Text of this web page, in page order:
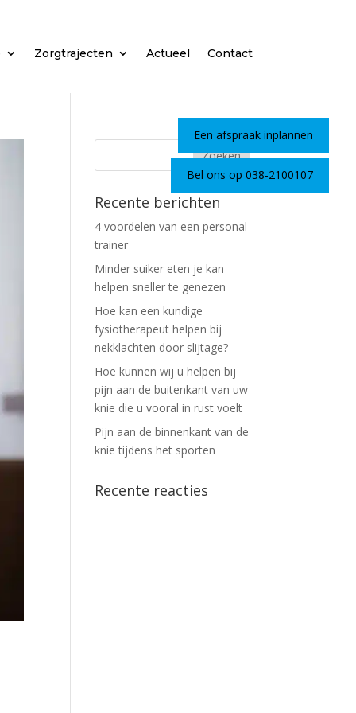
Zorgtrajecten Actueel Contact
Bel ons op 038-2100107
Een afspraak inplannen
Recente berichten
4 voordelen van een personal
trainer
Minder suiker eten je kan
helpen sneller te genezen
Hoe kan een kundige
fysiotherapeut helpen bij
nekklachten door slijtage?
Hoe kunnen wij u helpen bij
pijn aan de buitenkant van uw
knie die u vooral in rust voelt
Pijn aan de binnenkant van de
knie tijdens het sporten
Recente reacties